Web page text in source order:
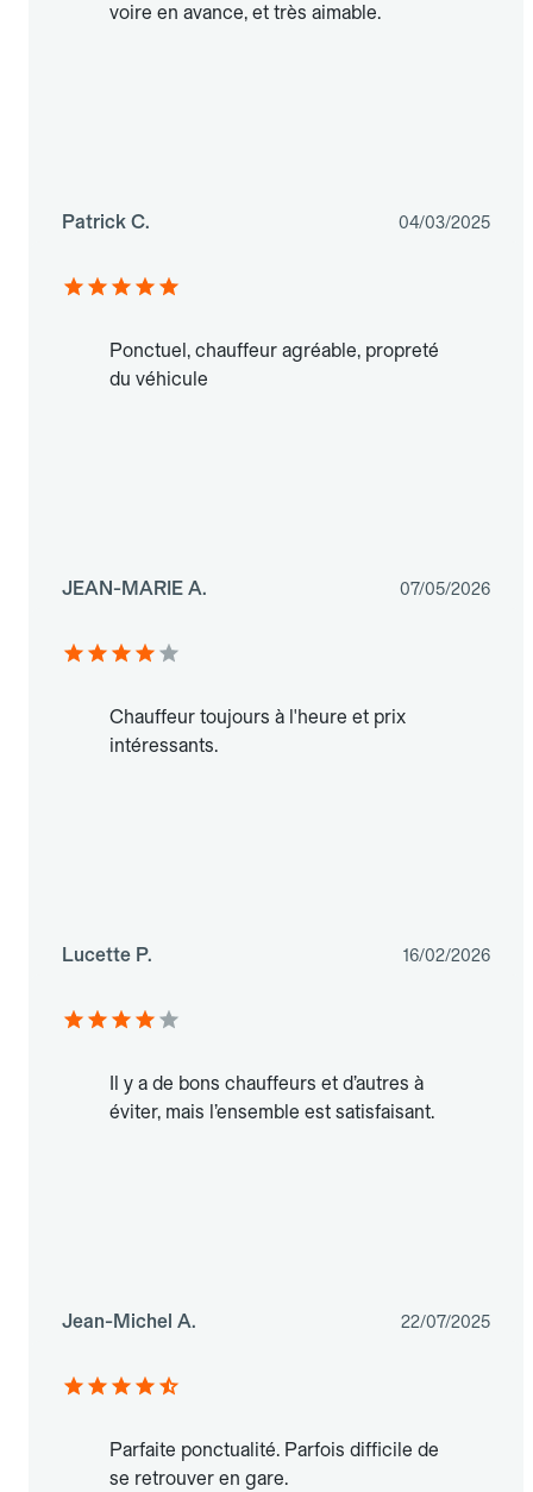
voire en avance, et très aimable.
Patrick C. 04/03/2025
Ponctuel, chauffeur agréable, propreté
du véhicule
JEAN-MARIE A. 07/05/2026
Chauffeur toujours à l'heure et prix
intéressants.
Lucette P. 16/02/2026
Il y a de bons chauffeurs et d’autres à
éviter, mais l’ensemble est satisfaisant.
Jean-Michel A. 22/07/2025
Parfaite ponctualité. Parfois difficile de
se retrouver en gare.